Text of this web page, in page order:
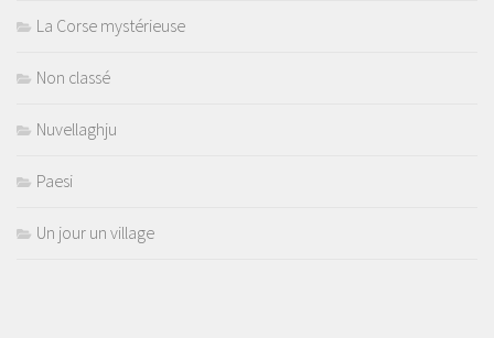
La Corse mystérieuse
Non classé
Nuvellaghju
Paesi
Un jour un village